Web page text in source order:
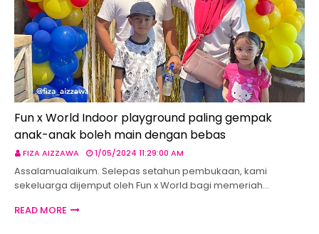
Fun x World Indoor playground paling gempak
anak-anak boleh main dengan bebas
FIZA AIZZAWA 1/05/2024 11:29:00 AM
Assalamualaikum. Selepas setahun pembukaan, kami
sekeluarga dijemput oleh Fun x World bagi memeriah…
READ MORE